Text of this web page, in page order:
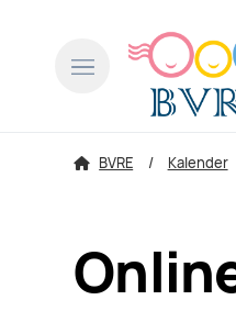
BVRE Kalender